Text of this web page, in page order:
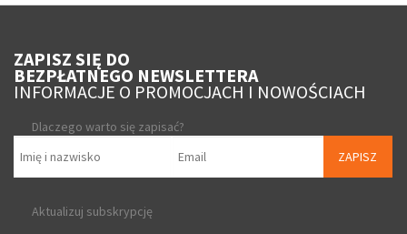
ZAPISZ SIĘ DO
BEZPŁATNEGO NEWSLETTERA
INFORMACJE O PROMOCJACH I NOWOŚCIACH
Dlaczego warto się zapisać?
ZAPISZ
Aktualizuj subskrypcję